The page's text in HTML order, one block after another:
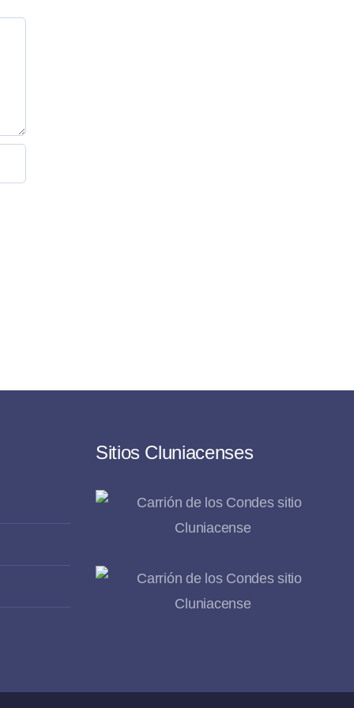
Sitios Cluniacenses